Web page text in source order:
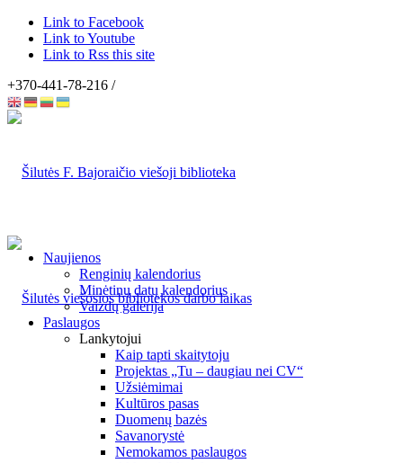
Link to Facebook
Link to Youtube
Link to Rss this site
+370-441-78-216 /
Naujienos
Renginių kalendorius
Minėtinų datų kalendorius
Vaizdų galerija
Paslaugos
Lankytojui
Kaip tapti skaitytoju
Projektas „Tu – daugiau nei CV“
Užsiėmimai
Kultūros pasas
Duomenų bazės
Savanorystė
Nemokamos paslaugos